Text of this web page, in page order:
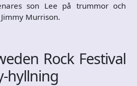
son Lee på trummor och
Murrison.
Rock Festival
hyllning